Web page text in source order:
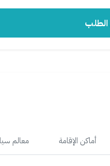
أماكن الإقامة معالم